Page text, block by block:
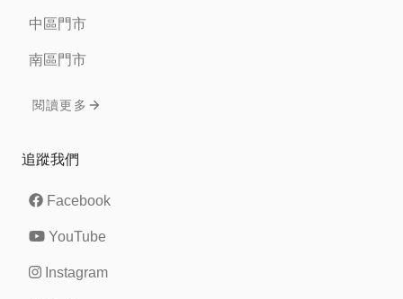
中區門市
南區門市
閱讀更多
追蹤我們
Facebook
YouTube
Instagram